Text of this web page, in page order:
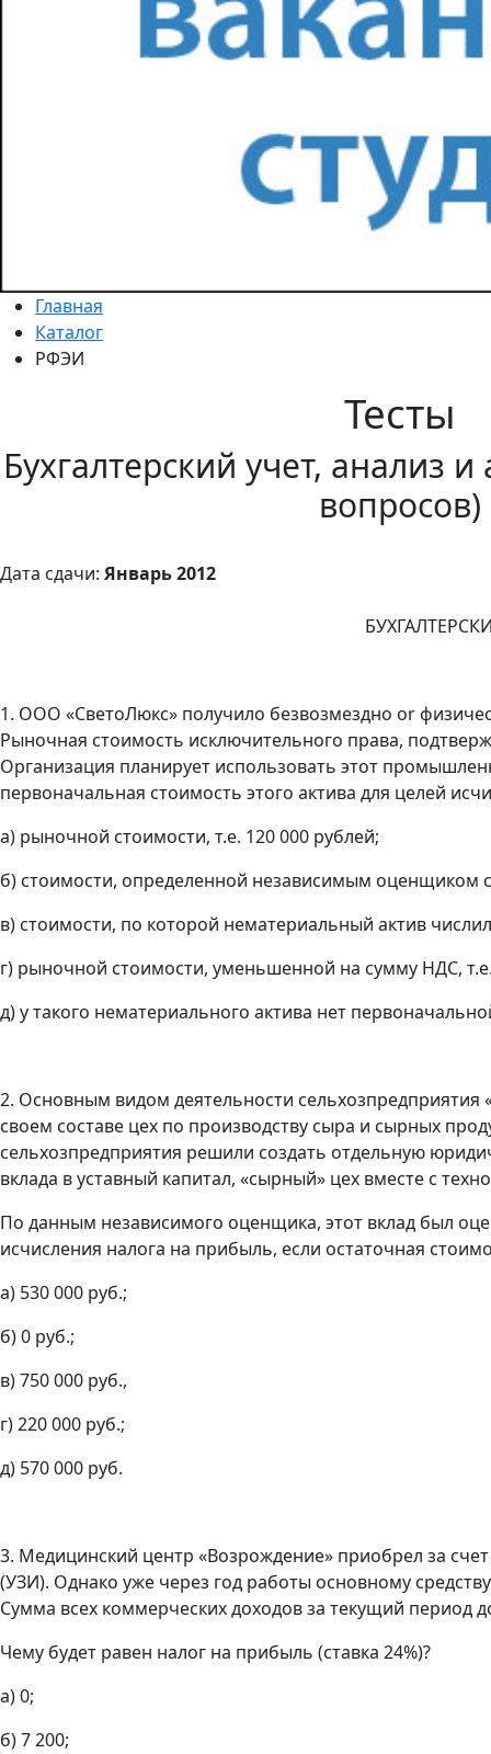
Главная
Каталог
РФЭИ
Тесты
Бухгалтерский учет, анализ
вопросов)
Дата сдачи: Январь 2012
1. ООО «СветоЛюкс» получило безвозмездно or
Рыночная стоимость исключительного права,
Организация планирует использовать этот
первоначальная стоимость этого актива для целей
а) рыночной стоимости, т.е. 120 000 рублей;
б) стоимости, определенной независимым оценщиком
в) стоимости, по которой нематериальный актив
г) рыночной стоимости, уменьшенной на сумму НДС,
д) у такого нематериального актива нет
2. Основным видом деятельности сельхозпредприятия
своем составе цех по производству сыра и сырных
сельхозпредприятия решили создать отдельную
вклада в уставный капитал, «сырный» цех вместе с
По данным независимого оценщика, этот вклад был
исчисления налога на прибыль, если остаточная
а) 530 000 руб.;
б) 0 руб.;
в) 750 000 руб.,
г) 220 000 руб.;
д) 570 000 руб.
3. Медицинский центр «Возрождение» приобрел за
(УЗИ). Однако уже через год работы основному
Сумма всех коммерческих доходов за текущий период
Чему будет равен налог на прибыль (ставка 24%)?
а) 0;
б) 7 200;